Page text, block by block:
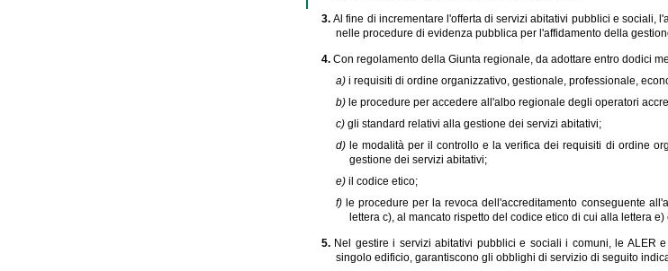
3.Al fine di incrementare l'offerta di servizi abitativi pubblici e sociali,
nelle procedure di evidenza pubblica per l'affidamento della
4. Con regolamento della Giunta regionale, da adottare entro dodici
a) i requisiti di ordine organizzativo, gestionale, professionale,
b) le procedure per accedere all'albo regionale degli operatori
c) gli standard relativi alla gestione dei servizi abitativi;
d) le modalità per il controllo e la verifica dei requisiti di ordine
gestione dei servizi abitativi;
e) il codice etico;
f) le procedure per la revoca dell'accreditamento conseguente
lettera c), al mancato rispetto del codice etico di cui alla lettera
5. Nel gestire i servizi abitativi pubblici e sociali i comuni, le ALER
singolo edificio, garantiscono gli obblighi di servizio di seguito